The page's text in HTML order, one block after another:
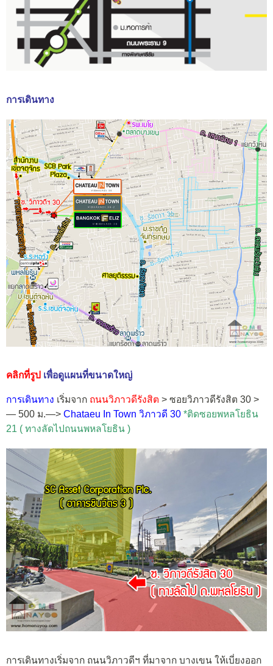
การเดินทาง
คลิกที่รูป เพื่อดูแผนที่ขนาดใหญ่
การเดินทาง เริ่มจาก ถนนวิภาวดีรังสิต > ซอยวิภาวดีรังสิต 30 >
— 500 ม.—> Chataeu In Town วิภาวดี 30 *ติดซอยพหลโยธิน
21 ( ทางลัดไปถนนพหลโยธิน )
การเดินทางเริ่มจาก ถนนวิภาวดีฯ ที่มาจาก บางเขน ให้เบี่ยงออก